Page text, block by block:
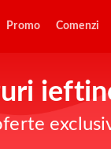
Promo Comenzi